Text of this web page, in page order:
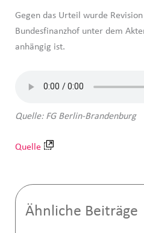
Gegen das Urteil wurde
Bundesfinanzhof unter dem
anhängig ist.
Quelle: FG Berlin-Brandenburg
Quelle
Ähnliche Beiträge